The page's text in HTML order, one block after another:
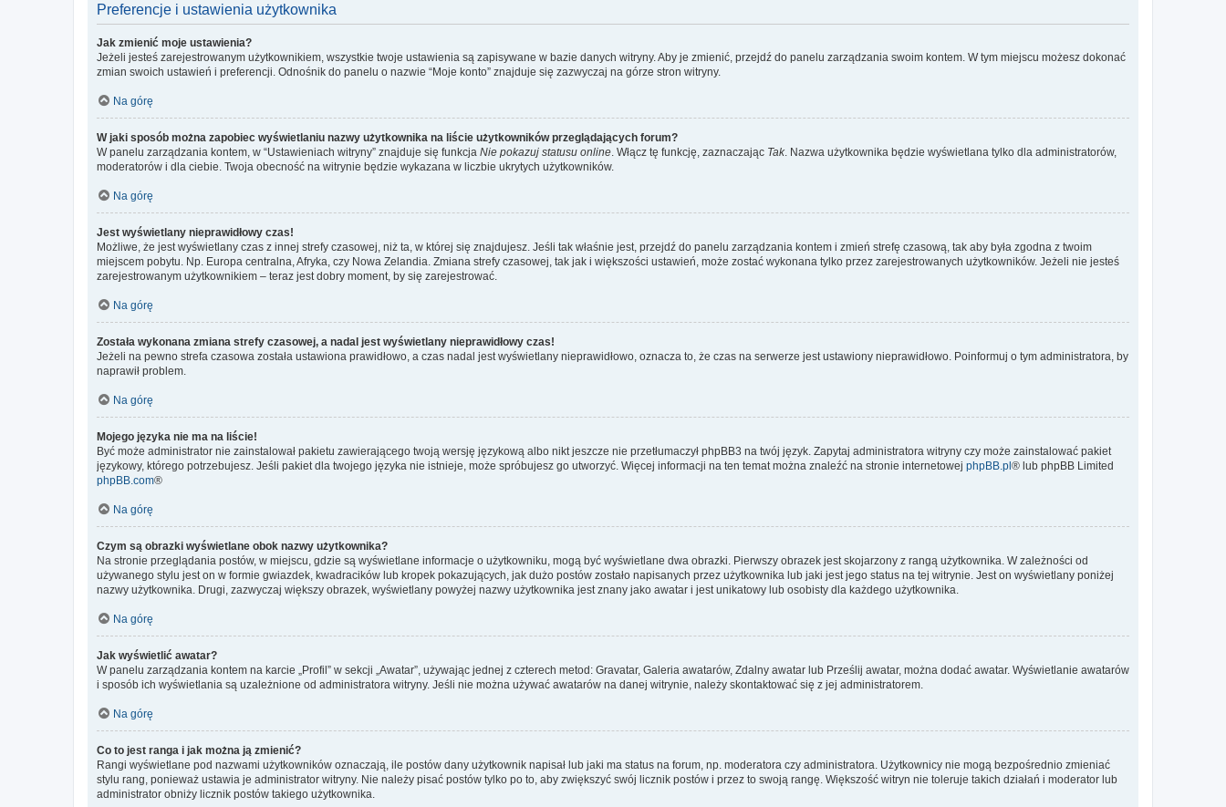
Preferencje i ustawienia użytkownika
Jak zmienić moje ustawienia?
Jeżeli jesteś zarejestrowanym użytkownikiem, wszystkie twoje ustawienia są zapisywane w bazie danych witryny. Aby je zmienić, przejdź do panelu zarządzania swoim kontem. W tym miejscu możesz dokonać
zmian swoich ustawień i preferencji. Odnośnik do panelu o nazwie “Moje konto” znajduje się zazwyczaj na górze stron witryny.
Na górę
W jaki sposób można zapobiec wyświetlaniu nazwy użytkownika na liście użytkowników przeglądających forum?
W panelu zarządzania kontem, w “Ustawieniach witryny” znajduje się funkcja Nie pokazuj statusu online . Włącz tę funkcję, zaznaczając Tak. Nazwa użytkownika będzie wyświetlana tylko dla administratorów,
moderatorów i dla ciebie. Twoja obecność na witrynie będzie wykazana w liczbie ukrytych użytkowników.
Na górę
Jest wyświetlany nieprawidłowy czas!
Możliwe, że jest wyświetlany czas z innej strefy czasowej, niż ta, w której się znajdujesz. Jeśli tak właśnie jest, przejdź do panelu zarządzania kontem i zmień strefę czasową, tak aby była zgodna z twoim
miejscem pobytu. Np. Europa centralna, Afryka, czy Nowa Zelandia. Zmiana strefy czasowej, tak jak i większości ustawień, może zostać wykonana tylko przez zarejestrowanych użytkowników. Jeżeli nie jesteś
zarejestrowanym użytkownikiem – teraz jest dobry moment, by się zarejestrować.
Na górę
Została wykonana zmiana strefy czasowej, a nadal jest wyświetlany nieprawidłowy czas!
Jeżeli na pewno strefa czasowa została ustawiona prawidłowo, a czas nadal jest wyświetlany nieprawidłowo, oznacza to, że czas na serwerze jest ustawiony nieprawidłowo. Poinformuj o tym administratora, by
naprawił problem.
Na górę
Mojego języka nie ma na liście!
Być może administrator nie zainstalował pakietu zawierającego twoją wersję językową albo nikt jeszcze nie przetłumaczył phpBB3 na twój język. Zapytaj administratora witryny czy może zainstalować pakiet
językowy, którego potrzebujesz. Jeśli pakiet dla twojego języka nie istnieje, może spróbujesz go utworzyć. Więcej informacji na ten temat można znaleźć na stronie internetowej phpBB.pl® lub phpBB Limited
phpBB.com®
Na górę
Czym są obrazki wyświetlane obok nazwy użytkownika?
Na stronie przeglądania postów, w miejscu, gdzie są wyświetlane informacje o użytkowniku, mogą być wyświetlane dwa obrazki. Pierwszy obrazek jest skojarzony z rangą użytkownika. W zależności od
używanego stylu jest on w formie gwiazdek, kwadracików lub kropek pokazujących, jak dużo postów zostało napisanych przez użytkownika lub jaki jest jego status na tej witrynie. Jest on wyświetlany poniżej
nazwy użytkownika. Drugi, zazwyczaj większy obrazek, wyświetlany powyżej nazwy użytkownika jest znany jako awatar i jest unikatowy lub osobisty dla każdego użytkownika.
Na górę
Jak wyświetlić awatar?
W panelu zarządzania kontem na karcie „Profil” w sekcji „Awatar”, używając jednej z czterech metod: Gravatar, Galeria awatarów, Zdalny awatar lub Prześlij awatar, można dodać awatar. Wyświetlanie awatarów
i sposób ich wyświetlania są uzależnione od administratora witryny. Jeśli nie można używać awatarów na danej witrynie, należy skontaktować się z jej administratorem.
Na górę
Co to jest ranga i jak można ją zmienić?
Rangi wyświetlane pod nazwami użytkowników oznaczają, ile postów dany użytkownik napisał lub jaki ma status na forum, np. moderatora czy administratora. Użytkownicy nie mogą bezpośrednio zmieniać
stylu rang, ponieważ ustawia je administrator witryny. Nie należy pisać postów tylko po to, aby zwiększyć swój licznik postów i przez to swoją rangę. Większość witryn nie toleruje takich działań i moderator lub
administrator obniży licznik postów takiego użytkownika.